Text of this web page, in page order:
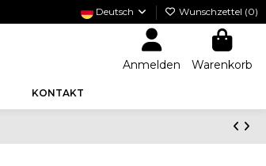
Deutsch Wunschzettel (0)
Anmelden Warenkorb
KONTAKT